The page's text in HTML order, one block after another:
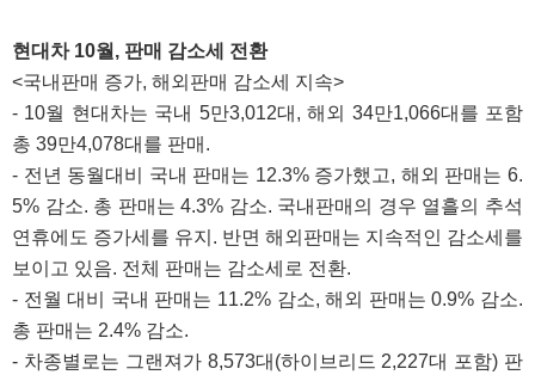
현대차 10월, 판매 감소세 전환
<국내판매 증가, 해외판매 감소세 지속>
- 10월 현대차는 국내 5만3,012대, 해외 34만1,066대를 포함
총 39만4,078대를 판매.
- 전년 동월대비 국내 판매는 12.3% 증가했고, 해외 판매는 6.
5% 감소. 총 판매는 4.3% 감소. 국내판매의 경우 열흘의 추석
연휴에도 증가세를 유지. 반면 해외판매는 지속적인 감소세를
보이고 있음. 전체 판매는 감소세로 전환.
- 전월 대비 국내 판매는 11.2% 감소, 해외 판매는 0.9% 감소.
총 판매는 2.4% 감소.
- 차종별로는 그랜져가 8,573대(하이브리드 2,227대 포함) 판